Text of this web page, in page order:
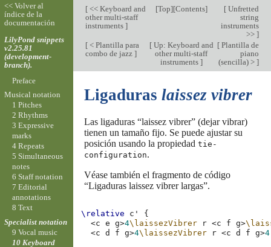
[<< Keyboard and
other multi-staff
instruments ]
[Top][Contents] [Unfretted
string
instruments
>> ]
[< Plantilla para
combo de jazz ]
[Up: Keyboard and
other multi-staff
instruments ]
[Plantilla de
piano
(sencilla) > ]
Ligaduras laissez vibrer
Las ligaduras “laissez vibrer” (dejar vibrar)
tienen un tamaño fijo. Se puede ajustar su
posición usando la propiedad tie-
configuration.
Véase también el fragmento de código
“Ligaduras laissez vibrer largas”.
\relative c'
{
<c e g>4\laissezVibrer r <c f g>
<c d f g>4\laissezVibrer r <c d f g>
<< Volver al
índice de la
documentación
LilyPond snippets
v2.25.81
(development-
branch).
Preface
Musical notation
1 Pitches
2 Rhythms
3 Expressive
marks
4 Repeats
5 Simultaneous
notes
6 Staff notation
7 Editorial
annotations
8 Text
Specialist notation
9 Vocal music
10 Keyboard